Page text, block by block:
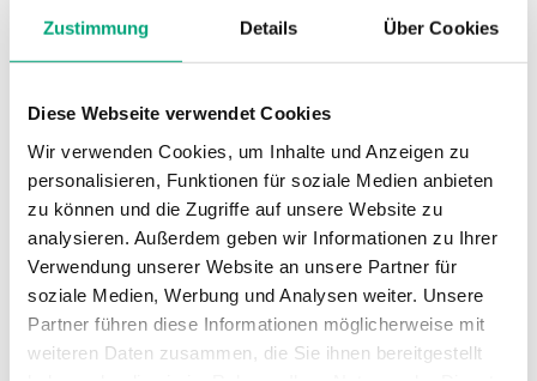
Zustimmung Details Über Cookies
Diese Webseite verwendet Cookies
Wir verwenden Cookies, um Inhalte und Anzeigen zu
personalisieren, Funktionen für soziale Medien anbieten
zu können und die Zugriffe auf unsere Website zu
analysieren. Außerdem geben wir Informationen zu Ihrer
Verwendung unserer Website an unsere Partner für
soziale Medien, Werbung und Analysen weiter. Unsere
Partner führen diese Informationen möglicherweise mit
weiteren Daten zusammen, die Sie ihnen bereitgestellt
Nennweite DN15
Max. Differenzdruck 1600 kPa
Anschluss G 1/2"
Medientemperatur -5…140 °C
Ventiltyp 2-Wege